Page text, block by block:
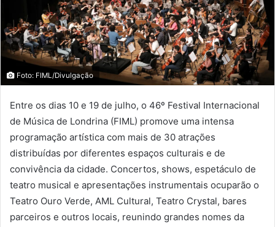
Foto: FIML/Divulgação
Entre os dias 10 e 19 de julho, o 46º Festival Internacional
de Música de Londrina (FIML) promove uma intensa
programação artística com mais de 30 atrações
distribuídas por diferentes espaços culturais e de
convivência da cidade. Concertos, shows, espetáculo de
teatro musical e apresentações instrumentais ocuparão o
Teatro Ouro Verde, AML Cultural, Teatro Crystal, bares
parceiros e outros locais, reunindo grandes nomes da